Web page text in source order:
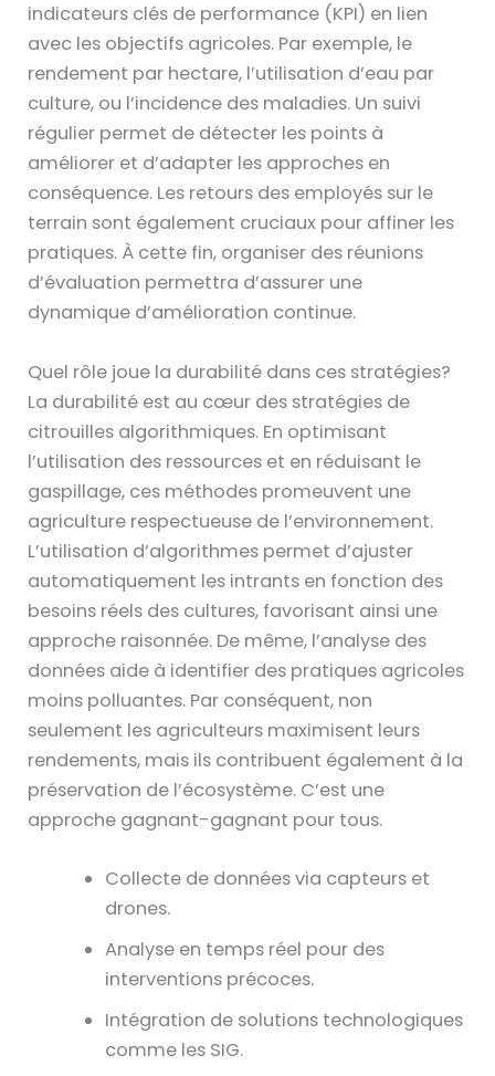
indicateurs clés de performance (KPI) en lien
avec les objectifs agricoles. Par exemple, le
rendement par hectare, l’utilisation d’eau par
culture, ou l’incidence des maladies. Un suivi
régulier permet de détecter les points à
améliorer et d’adapter les approches en
conséquence. Les retours des employés sur le
terrain sont également cruciaux pour affiner les
pratiques. À cette fin, organiser des réunions
d’évaluation permettra d’assurer une
dynamique d’amélioration continue.
Quel rôle joue la durabilité dans ces stratégies?
La durabilité est au cœur des stratégies de
citrouilles algorithmiques. En optimisant
l’utilisation des ressources et en réduisant le
gaspillage, ces méthodes promeuvent une
agriculture respectueuse de l’environnement.
L’utilisation d’algorithmes permet d’ajuster
automatiquement les intrants en fonction des
besoins réels des cultures, favorisant ainsi une
approche raisonnée. De même, l’analyse des
données aide à identifier des pratiques agricoles
moins polluantes. Par conséquent, non
seulement les agriculteurs maximisent leurs
rendements, mais ils contribuent également à la
préservation de l’écosystème. C’est une
approche gagnant-gagnant pour tous.
Collecte de données via capteurs et
drones.
Analyse en temps réel pour des
interventions précoces.
Intégration de solutions technologiques
comme les SIG.